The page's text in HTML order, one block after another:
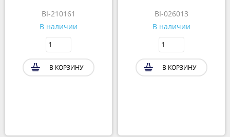
BI-210161
В наличии
В КОРЗИНУ
BI-026013
В наличии
В КОРЗИНУ